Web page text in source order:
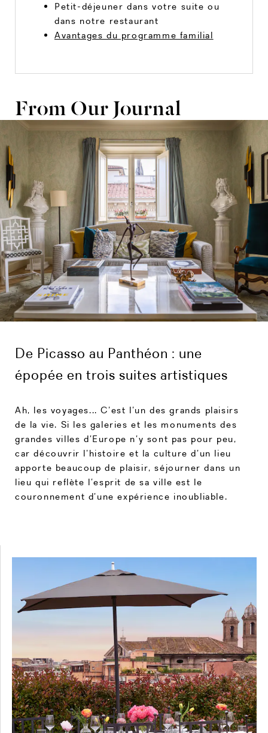
Petit-déjeuner dans votre suite ou
dans notre restaurant
Avantages du programme familial
From Our Journal
De Picasso au Panthéon : une
épopée en trois suites artistiques
Ah, les voyages... C’est l’un des grands plaisirs
de la vie. Si les galeries et les monuments des
grandes villes d’Europe n’y sont pas pour peu,
car découvrir l’histoire et la culture d’un lieu
apporte beaucoup de plaisir, séjourner dans un
lieu qui reflète l’esprit de sa ville est le
couronnement d’une expérience inoubliable.